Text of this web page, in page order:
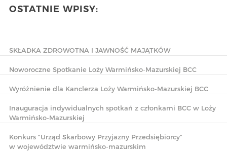
OSTATNIE WPISY:
SKŁADKA ZDROWOTNA I JAWNOŚĆ MAJĄTKÓW
Noworoczne Spotkanie Loży Warmińsko-Mazurskiej BCC
Wyróżnienie dla Kanclerza Loży Warmińsko-Mazurskiej BCC
Inauguracja indywidualnych spotkań z członkami BCC w Loży
Warmińsko-Mazurskiej
Konkurs “Urząd Skarbowy Przyjazny Przedsiębiorcy”
w województwie warmińsko-mazurskim